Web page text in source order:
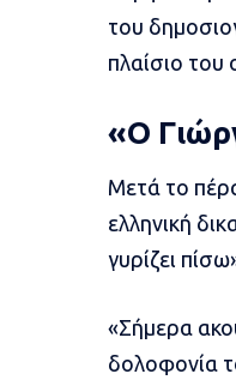
του
πλαίσιο
«Ο
Μετά το
ελληνική
γυρίζει
«Σήμερα
δολοφονία